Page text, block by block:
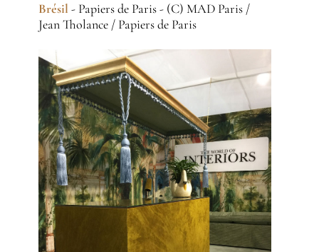
Brésil - Papiers de Paris - (C) MAD Paris /
Jean Tholance / Papiers de Paris